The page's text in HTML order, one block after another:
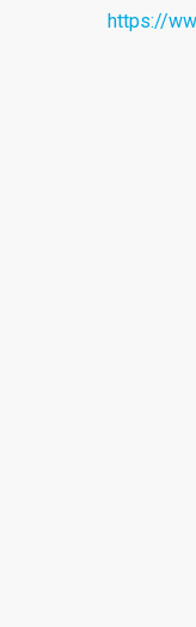
https://